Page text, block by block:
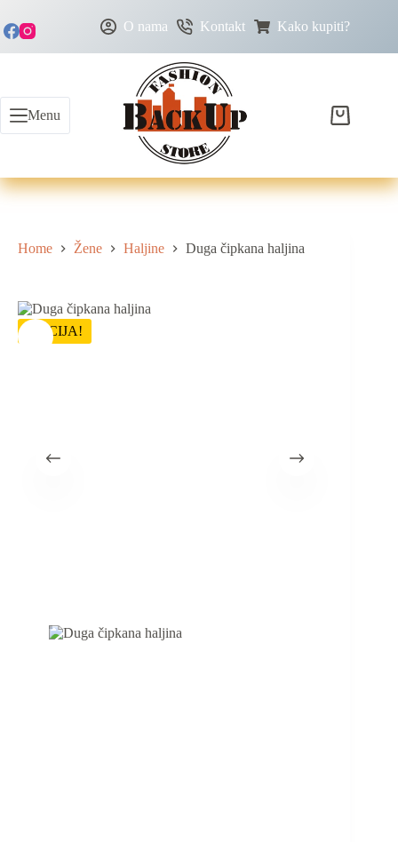
O nama Kontakt Kako kupiti?
Menu
Home Žene Haljine Duga čipkana haljina
AKCIJA!